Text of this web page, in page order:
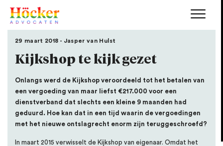
29 maart 2018 - Jasper van Hulst
Kijkshop te kijk gezet
Onlangs werd de Kijkshop veroordeeld tot het betalen van
een vergoeding van maar liefst €217.000 voor een
dienstverband dat slechts een kleine 9 maanden had
geduurd. Hoe kan dat in een tijd waarin de vergoedingen
met het nieuwe ontslagrecht enorm zijn teruggeschroefd?
In maart 2015 verwisselt de Kijkshop van eigenaar. Omdat het